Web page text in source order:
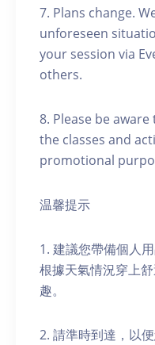
7. Plans change.
unforeseen
your session via
others.
8. Please be
the classes and
promotional
温馨提示
1. 建議您帶備個人
根據天氣情況穿上
趣。
2. 請準時到達，以